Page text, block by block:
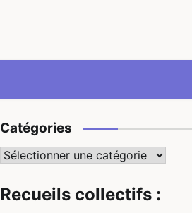
Catégories
Catégories
Recueils collectifs :